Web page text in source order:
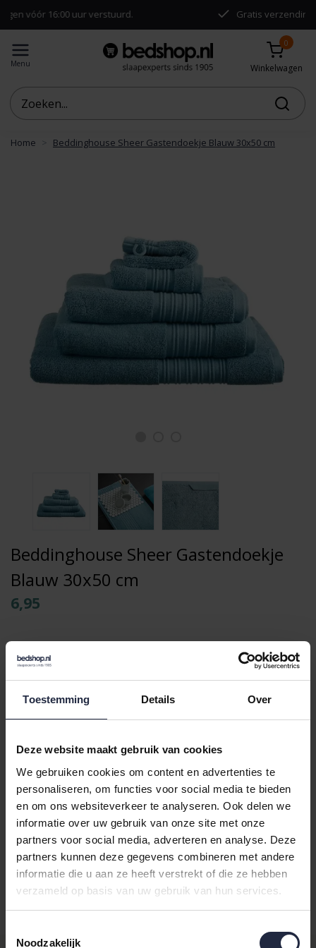
Toestemming Details Over
Deze website maakt gebruik van cookies
We gebruiken cookies om content en advertenties te
personaliseren, om functies voor social media te bieden
en om ons websiteverkeer te analyseren. Ook delen we
informatie over uw gebruik van onze site met onze
partners voor social media, adverteren en analyse. Deze
partners kunnen deze gegevens combineren met andere
informatie die u aan ze heeft verstrekt of die ze hebben
verzameld op basis van uw gebruik van hun services.
Noodzakelijk
16:00 uur verstuurd. Gratis verzending vanaf
Menu
0
Winkelwagen
Home Beddinghouse Sheer Gastendoekje Blauw 30x50 cm
Beddinghouse Sheer Gastendoekje
Blauw 30x50 cm
6,95
Varianten:blauw
Loading...
Loading...
In de winkelwagen
Binnen 24 uur verstuurd
Gratis retourneren vanaf €100,-
Achteraf betalen mogelijk